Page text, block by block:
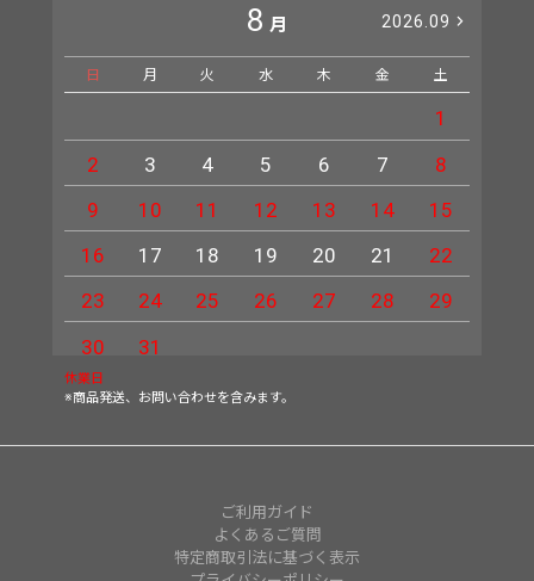
8 月 2026.09
日 月 火 水 木 金 土
1
2
3 4 5 6 7
8
9
10 11 12 13 14
15
16
17 18 19 20 21
22
23
24 25 26 27 28
29
30
31
休業日
※商品発送、お問い合わせを含みます。
ご利用ガイド
よくあるご質問
特定商取引法に基づく表示